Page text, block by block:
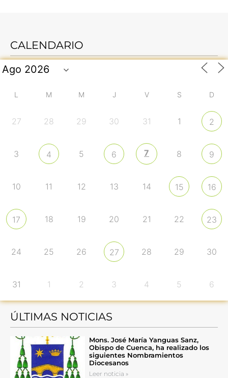
CALENDARIO
L M M J V S D
27 28 29 30 31 1 2
3 4 5 6 7 8 9
10 11 12 13 14 15 16
17 18 19 20 21 22 23
24 25 26 27 28 29 30
31 1 2 3 4 5 6
ÚLTIMAS NOTICIAS
Mons. José María Yanguas Sanz,
Obispo de Cuenca, ha realizado los
siguientes Nombramientos
Diocesanos
Leer noticia »